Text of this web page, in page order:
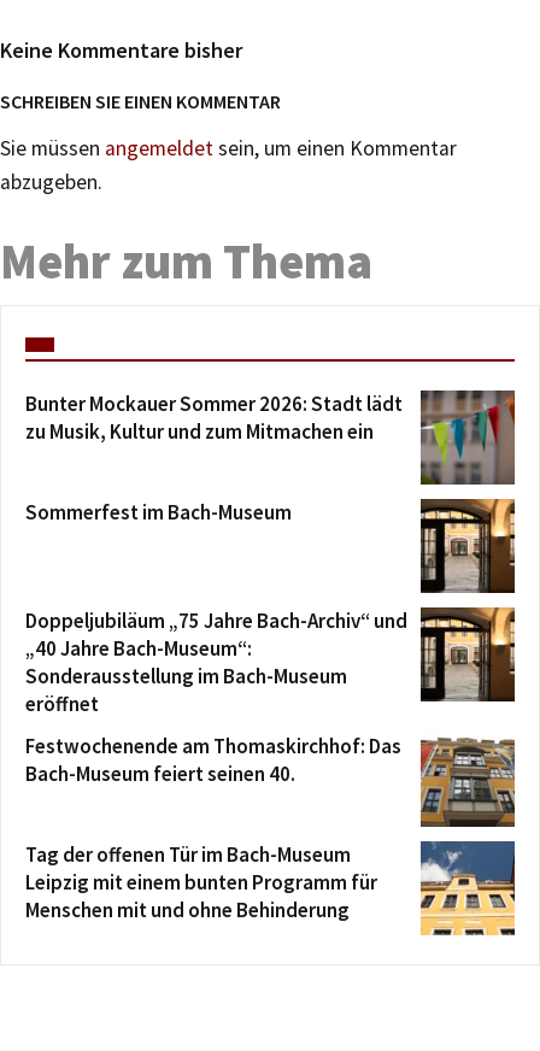
Keine Kommentare bisher
SCHREIBEN SIE EINEN KOMMENTAR
Sie müssen angemeldetsein, um einen Kommentar
abzugeben.
Mehr zum Thema
Bunter Mockauer Sommer 2026: Stadt lädt
zu Musik, Kultur und zum Mitmachen ein
Sommerfest im Bach-Museum
Doppeljubiläum „75 Jahre Bach-Archiv“ und
„40 Jahre Bach-Museum“:
Sonderausstellung im Bach-Museum
eröffnet
Festwochenende am Thomaskirchhof: Das
Bach-Museum feiert seinen 40.
Tag der offenen Tür im Bach-Museum
Leipzig mit einem bunten Programm für
Menschen mit und ohne Behinderung